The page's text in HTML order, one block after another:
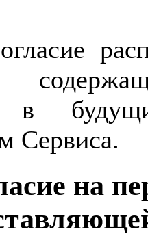
в
Сервиса.
на